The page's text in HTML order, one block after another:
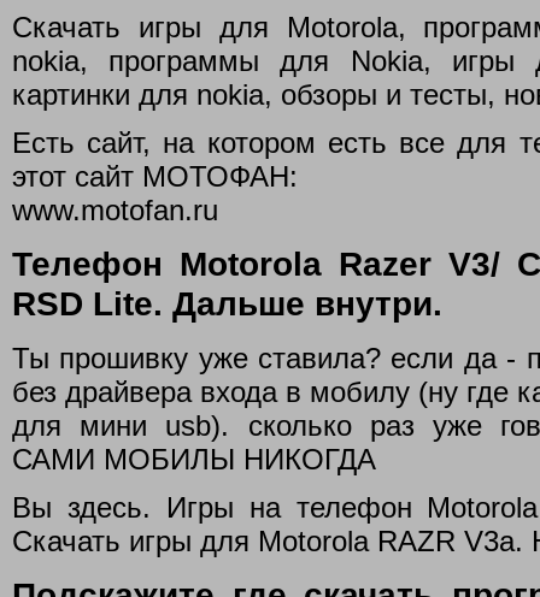
Скачать игры для Motorola,
nokia, программы для Nokia,
картинки для nokia, обзоры и тесты,
Есть сайт, на котором есть все для
этот сайт МОТОФАН:
www.motofan.ru
Телефон Motorola Razer V3/
RSD Lite. Дальше внутри.
Ты прошивку уже ставила? если да -
без драйвера входа в мобилу (ну где
для мини usb). сколько раз уже
САМИ МОБИЛЫ НИКОГДА
Вы здесь. Игры на телефон
Скачать игры для Motorola RAZR V3a.